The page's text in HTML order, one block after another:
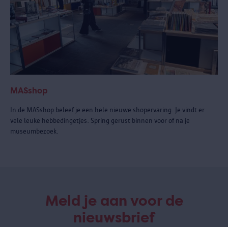
MASshop
In de MASshop beleef je een hele nieuwe shopervaring. Je vindt er
vele leuke hebbedingetjes. Spring gerust binnen voor of na je
museumbezoek.
Meld je aan voor de
nieuwsbrief